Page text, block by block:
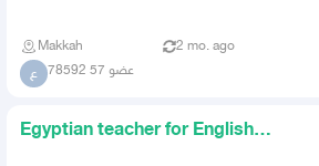
Makkah 2 mo. ago
ع عضو 57 78592
Egyptian teacher for English